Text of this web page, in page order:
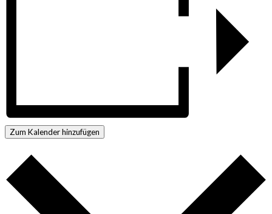
Zum Kalender hinzufügen